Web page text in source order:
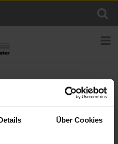
Über Cookies
Urlaub Daheim – Lassen Sie sich
Sie sich im